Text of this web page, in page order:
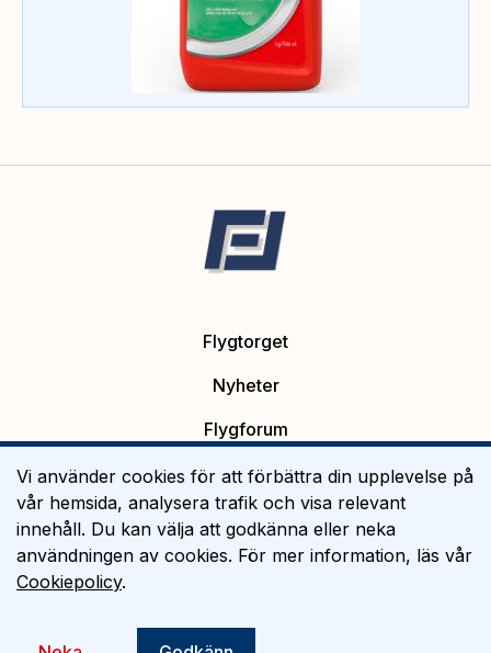
Flygtorget
Nyheter
Flygforum
Platsannonser
Flygutbildning
Om Flygtorget
Vi använder cookies för att förbättra din upplevelse på
vår hemsida, analysera trafik och visa relevant
innehåll. Du kan välja att godkänna eller neka
användningen av cookies. För mer information, läs vår
Cookiepolicy.